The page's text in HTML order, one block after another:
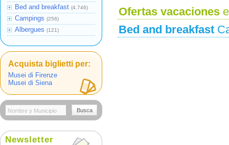
Ofertas vacaciones
Bed and breakfast
Bed and breakfast (4.746)
Campings (256)
Albergues (121)
Acquista biglietti per:
Musei di Firenze
Musei di Siena
Busca
Newsletter